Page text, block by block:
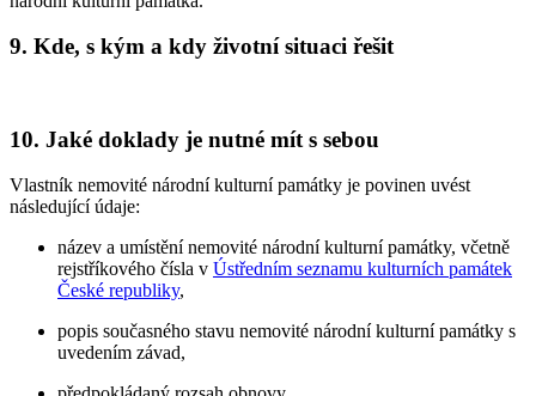
9. Kde, s kým a kdy životní situaci řešit
10. Jaké doklady je nutné mít s sebou
Vlastník nemovité národní kulturní památky je povinen uvést
následující údaje:
název a umístění nemovité národní kulturní památky, včetně
rejstříkového čísla v Ústředním seznamu kulturních památek
České republiky,
popis současného stavu nemovité národní kulturní památky s
uvedením závad,